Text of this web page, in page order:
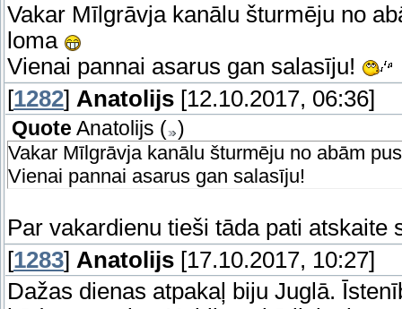
Vakar Mīlgrāvja kanālu šturmēju no
loma
Vienai pannai asarus gan salasīju!
[1282] Anatolijs [12.10.2017, 06:36]
Quote Anatolijs ( )
Vakar Mīlgrāvja kanālu šturmēju no abām
Vienai pannai asarus gan salasīju!
Par vakardienu tieši tāda pati atskaite
[1283] Anatolijs [17.10.2017, 10:27]
Dažas dienas atpakaļ biju Juglā.